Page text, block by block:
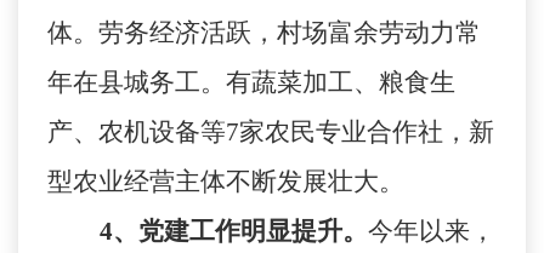
体。劳务经济活跃，村场富余劳动力常
年在县城务工。有蔬菜加工、粮食生
产、农机设备等7家农民专业合作社，新
型农业经营主体不断发展壮大。
4、党建工作明显提升。 今年以来，